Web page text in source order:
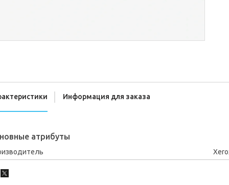
Информация для заказа
атрибуты